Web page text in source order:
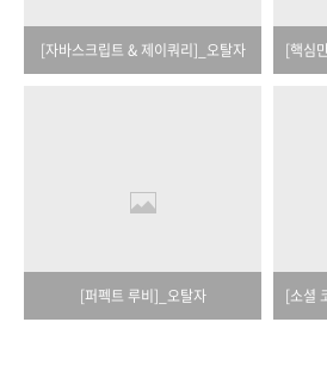
[자바스크립트 & 제이쿼리]_오탈자
[퍼펙트 루비]_오탈자